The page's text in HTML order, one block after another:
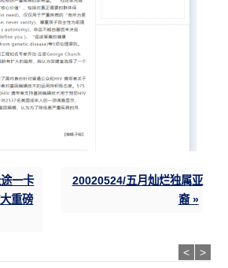
一卡
重磅
20020524/五月灿烂独属亚
裔 »
< >